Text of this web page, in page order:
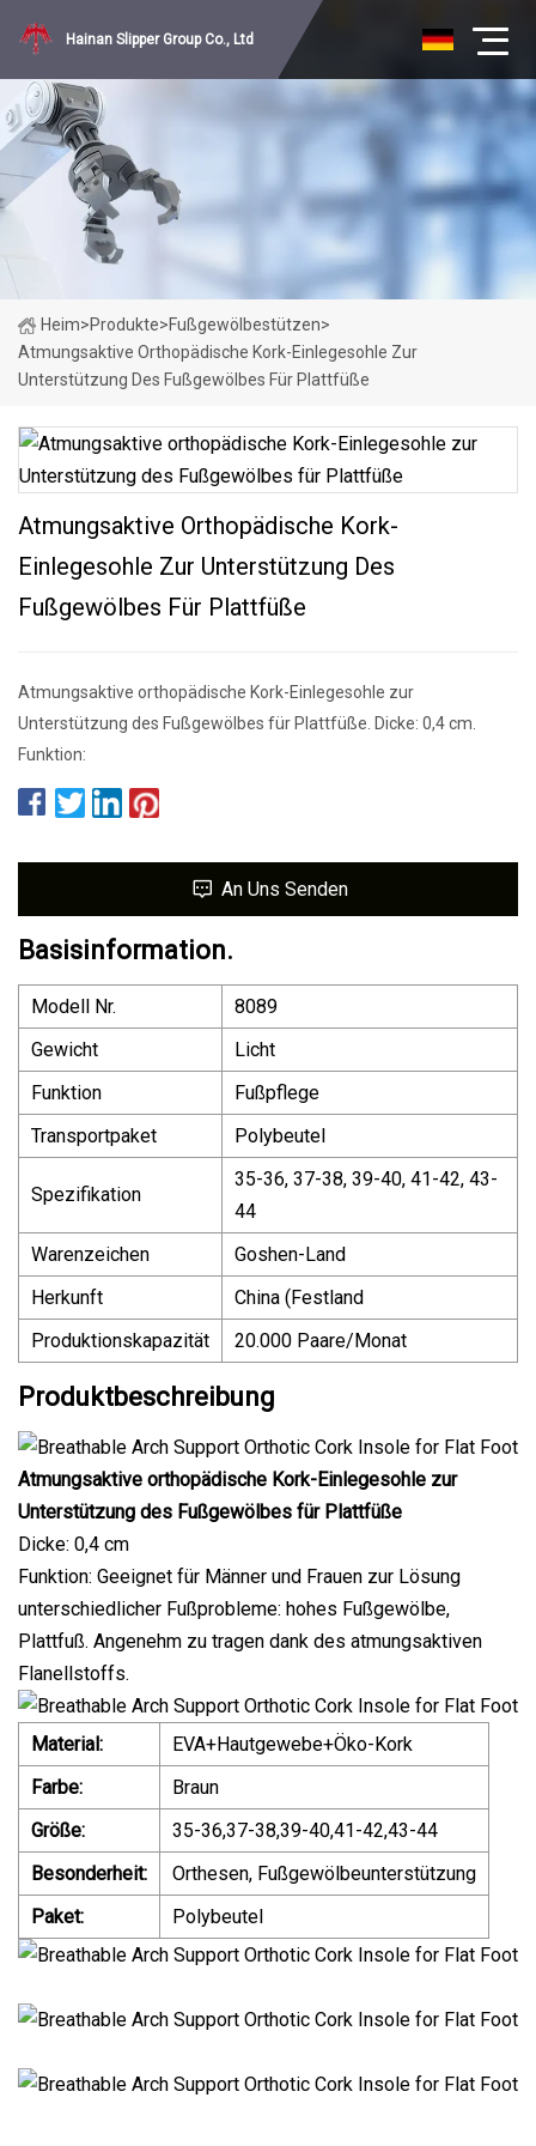
Hainan Slipper Group Co., Ltd
Heim>Produkte>Fußgewölbestützen>
Atmungsaktive Orthopädische Kork-Einlegesohle Zur
Unterstützung Des Fußgewölbes Für Plattfüße
Atmungsaktive Orthopädische Kork-
Einlegesohle Zur Unterstützung Des
Fußgewölbes Für Plattfüße
Atmungsaktive orthopädische Kork-Einlegesohle zur
Unterstützung des Fußgewölbes für Plattfüße. Dicke: 0,4 cm.
Funktion:
An Uns Senden
Basisinformation.
Modell Nr.
8089
Gewicht
Licht
Funktion
Fußpflege
Transportpaket
Polybeutel
Spezifikation
35-36, 37-38, 39-40, 41-42, 43-
44
Warenzeichen
Goshen-Land
Herkunft
China (Festland
Produktionskapazität
20.000 Paare/Monat
Produktbeschreibung
Atmungsaktive orthopädische Kork-Einlegesohle zur
Unterstützung des Fußgewölbes für Plattfüße
Dicke: 0,4 cm
Funktion: Geeignet für Männer und Frauen zur Lösung
unterschiedlicher Fußprobleme: hohes Fußgewölbe,
Plattfuß. Angenehm zu tragen dank des atmungsaktiven
Flanellstoffs.
Material:
EVA+Hautgewebe+Öko-Kork
Farbe:
Braun
Größe:
35-36,37-38,39-40,41-42,43-44
Besonderheit:
Orthesen, Fußgewölbeunterstützung
Paket:
Polybeutel